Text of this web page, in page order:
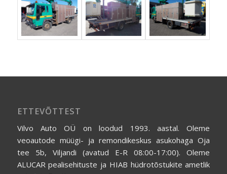
ETTEVÕTTEST
Vilvo Auto OÜ on loodud 1993. aastal. Oleme
veoautode müügi- ja remondikeskus asukohaga Oja
tee 5b, Viljandi (avatud E-R 08:00-17:00). Oleme
ALUCAR pealisehituste ja HIAB hüdrotõstukite ametlik